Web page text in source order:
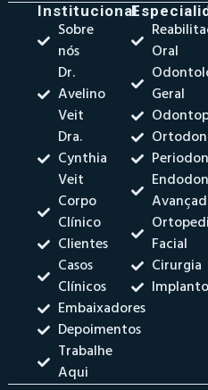
Institucional
Sobre
nós
Dr.
Avelino
Veit
Dra.
Cynthia
Veit
Corpo
Clínico
Clientes
Casos
Clínicos
Embaixadores
Depoimentos
Trabalhe
Aqui
Oral
Geral
Facial
Cirurgia